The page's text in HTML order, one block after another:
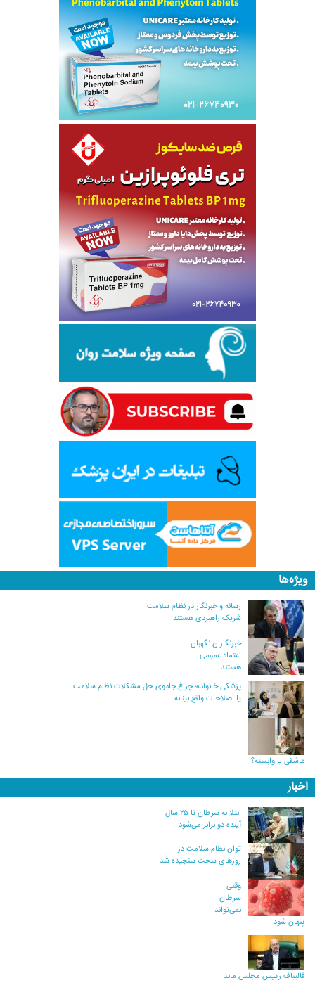
ویژه‌ها
رسانه و خبرنگار در نظام سلامت
شریک راهبردی هستند
خبرنگاران نگهبان
اعتماد عمومی
هستند
پزشکی خانواده؛ چراغ جادوی حل مشکلات نظام سلامت
یا اصلاحات واقع بینانه
عاشقی یا وابسته؟
اخبار
ابتلا به سرطان تا ۲۵ سال
آینده دو برابر می‌شود
توان نظام سلامت در
روزهای سخت سنجیده شد
وقتی
سرطان
نمی‌تواند
پنهان شود
قالیباف رییس مجلس ماند